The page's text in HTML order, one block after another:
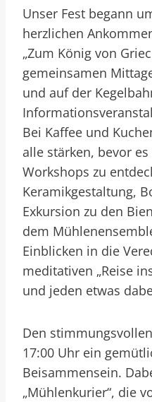
Unser Fest begann
herzlichen
„Zum König von
gemeinsamen
und auf der
Bei Kaffee und
alle stärken, bevor
Workshops zu
Keramikgestaltung,
Exkursion zu den
dem
Einblicken in die
meditativen „Reise
und jeden etwas
Den
17:00 Uhr ein
Beisammensein.
„Mühlenkurier“, die